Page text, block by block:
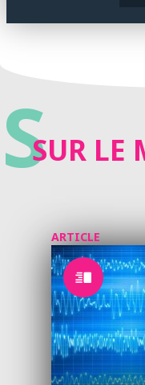
SSUR LE
ARTICLE